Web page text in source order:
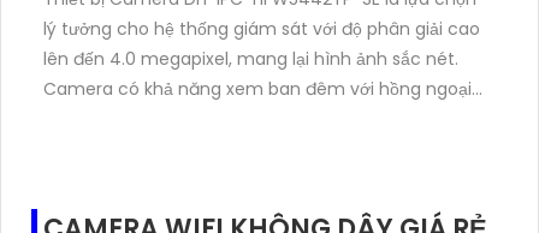
lý tưởng cho hệ thống giám sát với độ phân giải cao
lên đến 4.0 megapixel, mang lại hình ảnh sắc nét.
Camera có khả năng xem ban đêm với hồng ngoại
chất lượng hình ảnh cao cấp và âm thanh rõ ràng,